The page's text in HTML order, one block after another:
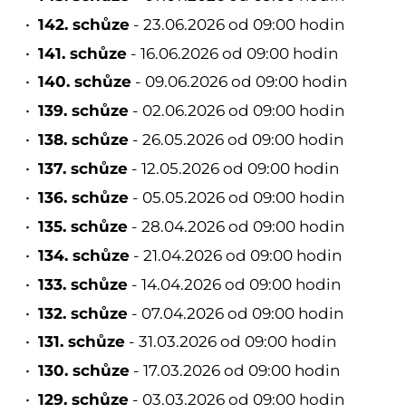
142. schůze- 23.06.2026 od 09:00 hodin
141. schůze- 16.06.2026 od 09:00 hodin
140. schůze- 09.06.2026 od 09:00 hodin
139. schůze- 02.06.2026 od 09:00 hodin
138. schůze- 26.05.2026 od 09:00 hodin
137. schůze- 12.05.2026 od 09:00 hodin
136. schůze- 05.05.2026 od 09:00 hodin
135. schůze- 28.04.2026 od 09:00 hodin
134. schůze- 21.04.2026 od 09:00 hodin
133. schůze- 14.04.2026 od 09:00 hodin
132. schůze- 07.04.2026 od 09:00 hodin
131. schůze- 31.03.2026 od 09:00 hodin
130. schůze- 17.03.2026 od 09:00 hodin
129. schůze- 03.03.2026 od 09:00 hodin